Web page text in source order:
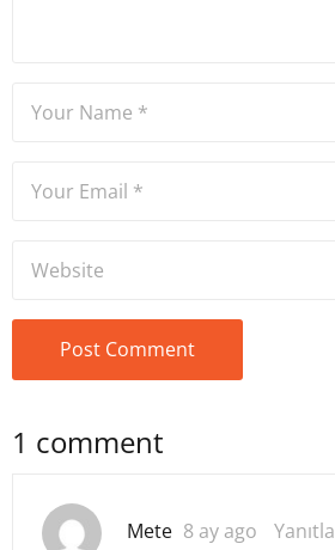
1 comment
Mete 8 ay ago
Yanıtla